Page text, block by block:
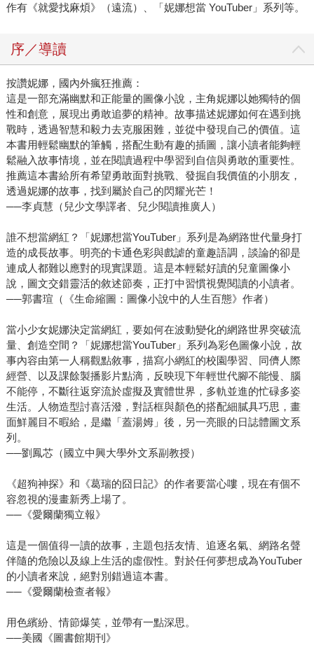
作有《就愛找麻煩》（遠流）、「妮娜想當 YouTuber」系列等。
序／導讀
按讚妮娜，國內外瘋狂推薦：
這是一部充滿幽默和正能量的圖像小說，主角妮娜以她獨特的個
性和創意，展現出勇敢追夢的精神。故事描述妮娜如何在遇到挑
戰時，透過智慧和毅力去克服困難，並從中發現自己的價值。這
本書用輕鬆幽默的筆觸，搭配生動有趣的插圖，讓小讀者能夠輕
鬆融入故事情境，並在閱讀過程中學習到自信與勇敢的重要性。
推薦這本書給所有希望勇敢面對挑戰、發掘自我價值的小朋友，
透過妮娜的故事，找到屬於自己的閃耀光芒！
──李貞慧（兒少文學譯者、兒少閱讀推廣人）
誰不想當網紅？「妮娜想當YouTuber」系列是為網路世代量身打
造的成長故事。明亮的卡通色彩與戲謔的童趣語調，談論的卻是
連成人都難以應對的現實課題。這是本輕鬆好讀的兒童圖像小
說，圖文交錯靈活的敘述節奏，正打中習慣視覺閱讀的小讀者。
──郭書瑄（《生命縮圖：圖像小說中的人生百態》作者）
當小少女妮娜決定當網紅，要如何在波動變化的網路世界突破流
量、創造空間？「妮娜想當YouTuber」系列為彩色圖像小說，故
事內容由第一人稱觀點敘事，描寫小網紅的校園學習、同儕人際
經營、以及課餘製播影片點滴，反映現下年輕世代腳不能慢、腦
不能停，不斷往返穿流於虛擬及實體世界，多軌並進的忙碌多姿
生活。人物造型討喜活潑，對話框與顏色的搭配細膩具巧思，畫
面鮮麗目不暇給，是繼「蓋湯姆」後，另一亮眼的日誌體圖文系
列。
──劉鳳芯（國立中興大學外文系副教授）
《超狗神探》和《葛瑞的囧日記》的作者要當心嘍，現在有個不
容忽視的漫畫新秀上場了。
──《愛爾蘭獨立報》
這是一個值得一讀的故事，主題包括友情、追逐名氣、網路名聲
伴隨的危險以及線上生活的虛假性。對於任何夢想成為YouTuber
的小讀者來說，絕對別錯過這本書。
──《愛爾蘭檢查者報》
用色繽紛、情節爆笑，並帶有一點深思。
──美國《圖書館期刊》